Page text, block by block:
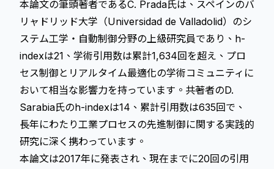
本論文の筆頭著者であるC. Prada氏は、スペインのバ
リャドリッド大学（Universidad de Valladolid）のシ
ステム工学・自動制御分野の上級研究員であり、h-
indexは21、学術引用数は累計1,634回を超え、プロ
セス制御とリアルタイム最適化の学術コミュニティに
おいて相当な影響力を持っています。共著者のD.
Sarabia氏のh-indexは14、累計引用数は635回で、
長年にわたり工業プロセスの先進制御に関する実践的
研究に深く携わっています。
本論文は2017年に発表され、現在までに20回の引用